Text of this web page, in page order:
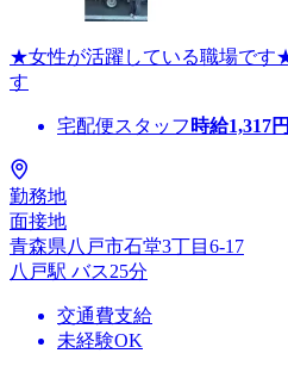
★女性が活躍している職場です
す
宅配便スタッフ 時給1,317
勤務地
面接地
青森県八戸市石堂3丁目6-17
八戸駅 バス25分
交通費支給
未経験OK